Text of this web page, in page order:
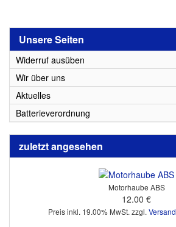
Unsere Seiten
Widerruf ausüben
Wir über uns
Aktuelles
Batterieverordnung
zuletzt angesehen
Motorhaube ABS
12.00 €
Preis inkl. 19.00% MwSt. zzgl.Versand